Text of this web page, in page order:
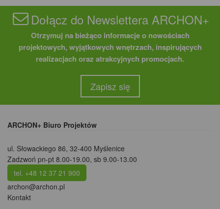
Dołącz do Newslettera ARCHON+
Otrzymuj na bieżąco informacje o nowościach
projektowych, wyjątkowych wnętrzach, inspirujących
realizacjach oraz atrakcyjnych promocjach.
Zapisz się
ARCHON+ Biuro Projektów
ul. Słowackiego 86, 32-400 Myślenice
Zadzwoń pn-pt 8.00-19.00, sb 9.00-13.00
tel. +48 12 37 21 900
archon@archon.pl
Kontakt